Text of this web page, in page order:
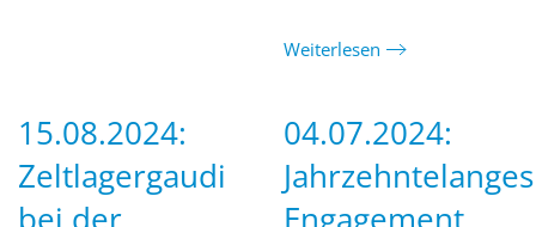
Weiterlesen
15.08.2024:
Zeltlagergaudi
04.07.2024:
Jahrzehntelanges